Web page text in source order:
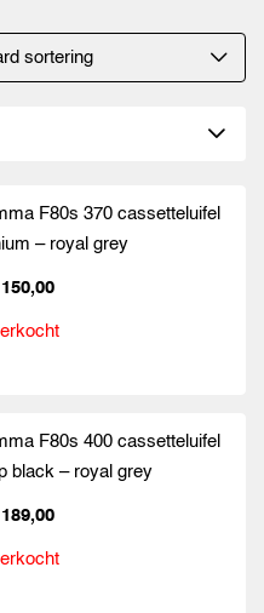
F80s 370 cassetteluifel
– royal grey
F80s 400 cassetteluifel
black – royal grey